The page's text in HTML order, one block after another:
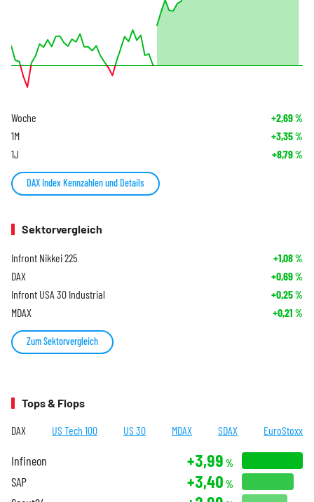
Woche +2,69%
1M +3,35%
1J +8,79%
DAX Index Kennzahlen und Details
Sektorvergleich
Infront Nikkei 225 +1,08%
DAX +0,69%
Infront USA 30 Industrial +0,25%
MDAX +0,21 %
Zum Sektorvergleich
Tops & Flops
DAX US Tech 100 US 30 MDAX SDAX EuroStoxx
Infineon +3,99 %
SAP +3,40 %